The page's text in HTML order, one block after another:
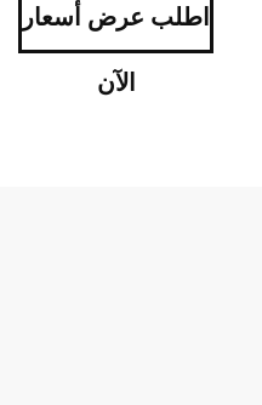
اطلب عرض أسعار
الآن